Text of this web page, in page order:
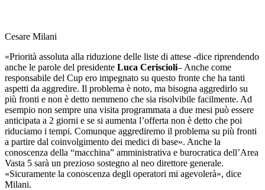
Cesare Milani
«Priorità assoluta alla riduzione delle liste di attese -dice riprendendo
anche le parole del presidente Luca Ceriscioli– Anche come
responsabile del Cup ero impegnato su questo fronte che ha tanti
aspetti da aggredire. Il problema è noto, ma bisogna aggredirlo su
più fronti e non è detto nemmeno che sia risolvibile facilmente. Ad
esempio non sempre una visita programmata a due mesi può essere
anticipata a 2 giorni e se si aumenta l’offerta non è detto che poi
riduciamo i tempi. Comunque aggrediremo il problema su più fronti
a partire dal coinvolgimento dei medici di base». Anche la
conoscenza della “macchina” amministrativa e burocratica dell’Area
Vasta 5 sarà un prezioso sostegno al neo direttore generale.
«Sicuramente la conoscenza degli operatori mi agevolerà», dice
Milani.